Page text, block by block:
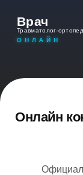
Врач
Травматолог-ортопед
ОНЛАЙН
Онлайн